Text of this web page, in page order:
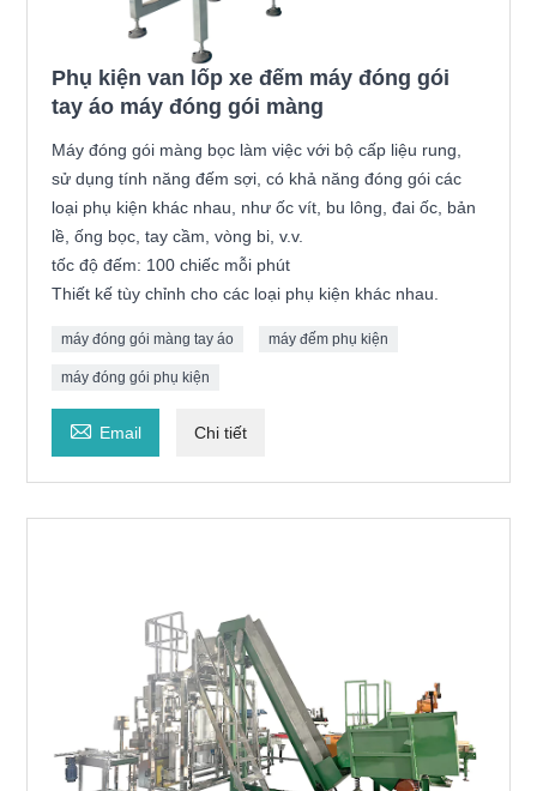
Phụ kiện van lốp xe đếm máy đóng gói
tay áo máy đóng gói màng
Máy đóng gói màng bọc làm việc với bộ cấp liệu rung,
sử dụng tính năng đếm sợi, có khả năng đóng gói các
loại phụ kiện khác nhau, như ốc vít, bu lông, đai ốc, bản
lề, ống bọc, tay cầm, vòng bi, v.v.
tốc độ đếm: 100 chiếc mỗi phút
Thiết kế tùy chỉnh cho các loại phụ kiện khác nhau.
máy đóng gói màng tay áo máy đếm phụ kiện
máy đóng gói phụ kiện
 Email Chi tiết